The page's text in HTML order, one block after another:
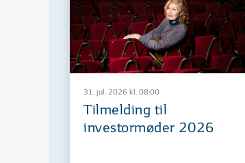
31. jul. 2026 kl. 08:00
Tilmelding til
investormøder 2026